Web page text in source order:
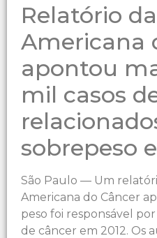
Relatório
Americana
apontou
mil casos
sobrepeso
São Paulo — Um
Americana do Câncer
peso foi responsável
de câncer em 2012. Os